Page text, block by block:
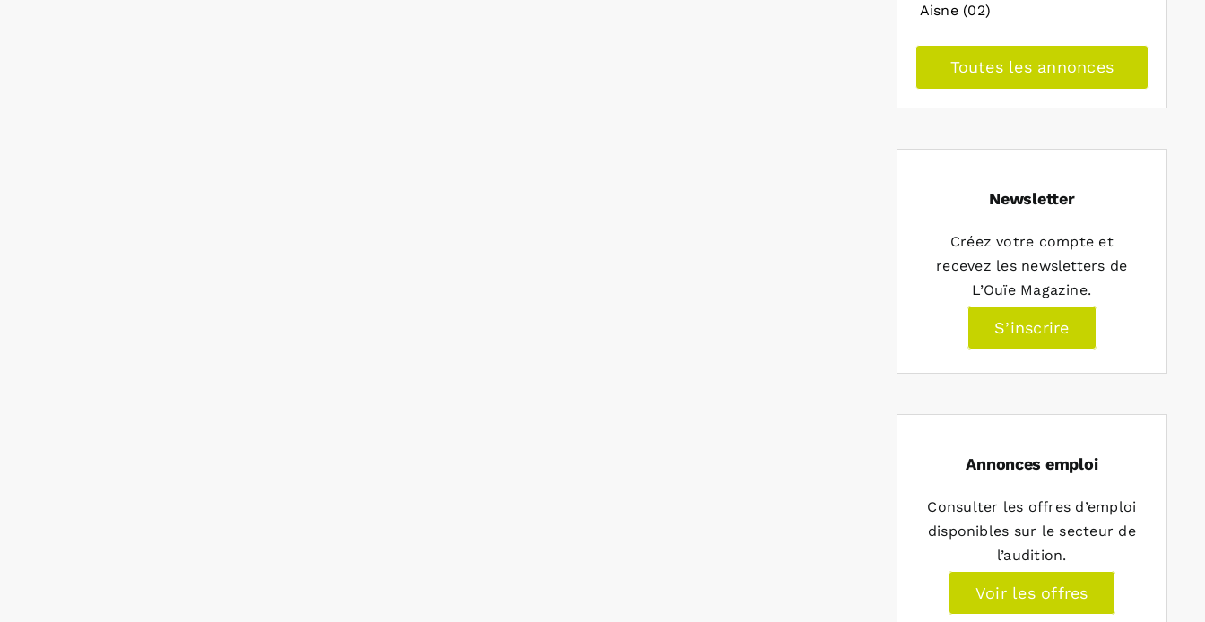
Aisne (02)
Toutes les annonces
Newsletter
Créez votre compte et
recevez les newsletters de
L’Ouïe Magazine.
S’inscrire
Annonces emploi
Consulter les offres d’emploi
disponibles sur le secteur de
l’audition.
Voir les offres